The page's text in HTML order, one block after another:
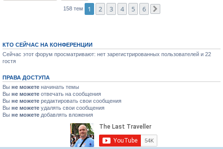
158 тем 1 2 3 4 5 6
КТО СЕЙЧАС НА КОНФЕРЕНЦИИ
Сейчас этот форум просматривают: нет зарегистрированных пользователей и 22
гостя
ПРАВА ДОСТУПА
Вы не можете начинать темы
Вы не можете отвечать на сообщения
Вы не можете редактировать свои сообщения
Вы не можете удалять свои сообщения
Вы не можете добавлять вложения